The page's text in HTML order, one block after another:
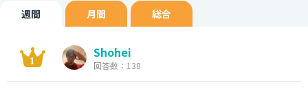
週間 月間 総合
Shohei
回答数：138